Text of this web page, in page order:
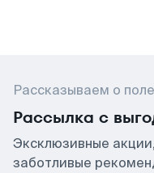
Рассказываем о
Рассылка с
Эксклюзивные
заботливые